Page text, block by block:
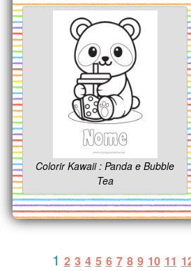
Colorir Kawaii : Panda e Bubble
Tea
1 2 3 4 5 6 7 8 9 10 11